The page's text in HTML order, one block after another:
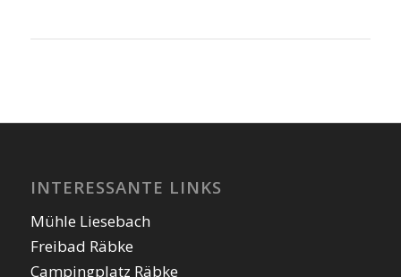
INTERESSANTE LINKS
Mühle Liesebach
Freibad Räbke
Campingplatz Räbke